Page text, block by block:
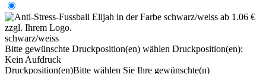
schwarz/weiss
Bitte gewünschte Druckposition(en) wählen Druckposition(en):
Kein Aufdruck
Druckposition(en)Bitte wählen Sie Ihre gewünschte(n)